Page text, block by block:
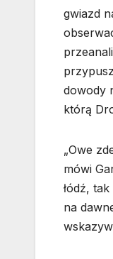
gwiazd
dowody
którą
„Owe
mówi
łódź,
na